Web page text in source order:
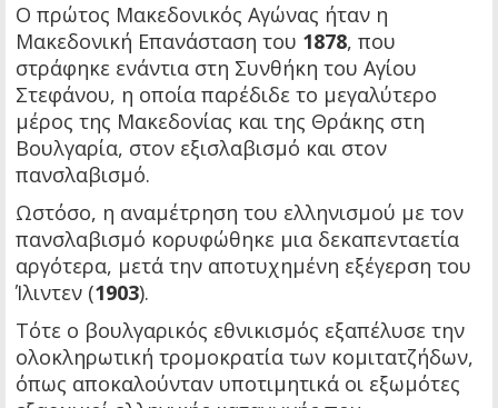
Ο πρώτος Μακεδονικός Αγώνας ήταν η
Μακεδονική Επανάσταση του 1878, που
στράφηκε ενάντια στη Συνθήκη του Αγίου
Στεφάνου, η οποία παρέδιδε το μεγαλύτερο
μέρος της Μακεδονίας και της Θράκης στη
Βουλγαρία, στον εξισλαβισμό και στον
πανσλαβισμό.
Ωστόσο, η αναμέτρηση του ελληνισμού με τον
πανσλαβισμό κορυφώθηκε μια δεκαπενταετία
αργότερα, μετά την αποτυχημένη εξέγερση του
Ίλιντεν (1903).
Τότε ο βουλγαρικός εθνικισμός εξαπέλυσε την
ολοκληρωτική τρομοκρατία των κομιτατζήδων,
όπως αποκαλούνταν υποτιμητικά οι εξωμότες